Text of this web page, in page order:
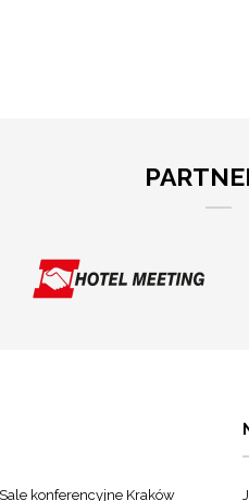
Sale konferencyjne Kraków